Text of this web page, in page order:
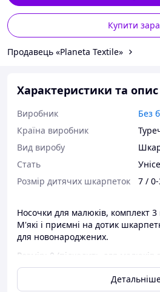
Купити
Продавець «Planeta Textile»
Характеристики та опис
Виробник
Без
Країна виробник
Вид виробу
Стать
Розмір дитячих шкарпеток
7 / 0-
Носочки для малюків, комплект
М'які і приємні на дотик
для новонароджених.
Розмір: 0 (підходить для малюків
Матеріал: бавовна (х/б)
Гумка м'яка та еластична - не